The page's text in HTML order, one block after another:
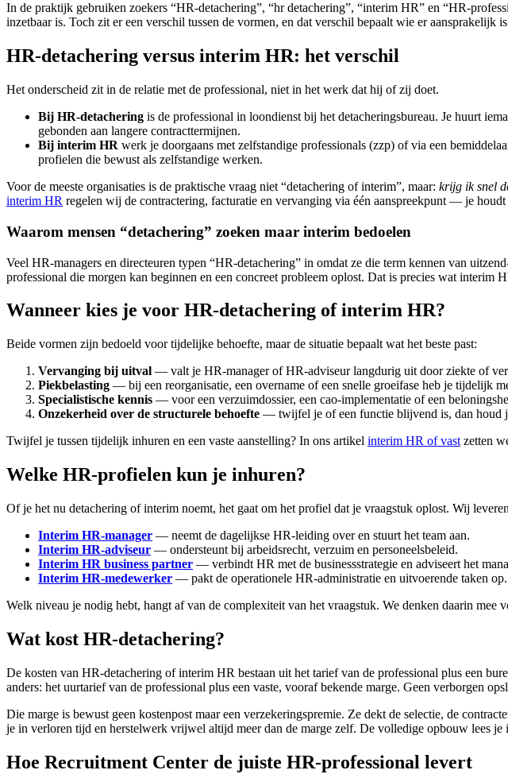
In de praktijk gebruiken zoekers “HR-detachering”, “hr detachering”, “interim HR” en “HR-
inzetbaar is. Toch zit er een verschil tussen de vormen, en dat verschil bepaalt wie er aansprakelijk
HR-detachering versus interim HR: het verschil
Het onderscheid zit in de relatie met de professional, niet in het werk dat hij of zij doet.
Bij HR-detachering is de professional in loondienst bij het detacheringsbureau. Je huurt
gebonden aan langere contracttermijnen.
Bij interim HR werk je doorgaans met zelfstandige professionals (zzp) of via een
profielen die bewust als zelfstandige werken.
Voor de meeste organisaties is de praktische vraag niet “detachering of interim”, maar: krijg ik snel
interim HR regelen wij de contractering, facturatie en vervanging via één aanspreekpunt — je
Waarom mensen “detachering” zoeken maar interim bedoelen
Veel HR-managers en directeuren typen “HR-detachering” in omdat ze die term kennen van
professional die morgen kan beginnen en een concreet probleem oplost. Dat is precies wat interim
Wanneer kies je voor HR-detachering of interim HR?
Beide vormen zijn bedoeld voor tijdelijke behoefte, maar de situatie bepaalt wat het beste past:
Vervanging bij uitval — valt je HR-manager of HR-adviseur langdurig uit door ziekte of
Piekbelasting — bij een reorganisatie, een overname of een snelle groeifase heb je tijdelijk
Specialistische kennis — voor een verzuimdossier, een cao-implementatie of een
Onzekerheid over de structurele behoefte — twijfel je of een functie blijvend is, dan houd
Twijfel je tussen tijdelijk inhuren en een vaste aanstelling? In ons artikel interim HR of vast zetten
Welke HR-profielen kun je inhuren?
Of je het nu detachering of interim noemt, het gaat om het profiel dat je vraagstuk oplost. Wij
Interim HR-manager — neemt de dagelijkse HR-leiding over en stuurt het team aan.
Interim HR-adviseur — ondersteunt bij arbeidsrecht, verzuim en personeelsbeleid.
Interim HR business partner — verbindt HR met de businessstrategie en adviseert het
Interim HR-medewerker — pakt de operationele HR-administratie en uitvoerende taken op.
Welk niveau je nodig hebt, hangt af van de complexiteit van het vraagstuk. We denken daarin mee
Wat kost HR-detachering?
De kosten van HR-detachering of interim HR bestaan uit het tarief van de professional plus een
anders: het uurtarief van de professional plus een vaste, vooraf bekende marge. Geen verborgen
Die marge is bewust geen kostenpost maar een verzekeringspremie. Ze dekt de selectie, de
je in verloren tijd en herstelwerk vrijwel altijd meer dan de marge zelf. De volledige opbouw lees je
Hoe Recruitment Center de juiste HR-professional levert